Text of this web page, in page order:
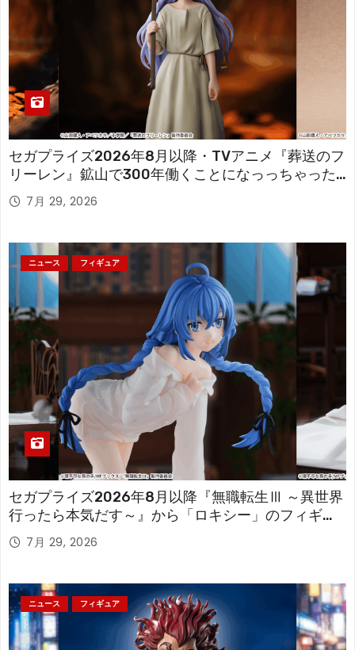
セガプライズ2026年8月以降・TVアニメ『葬送のフ
リーレン』鉱山で300年働くことになっっちゃった
「フリーレン」を立体化！
7月 29, 2026
ニュース フィギュア
セガプライズ2026年8月以降『無職転生Ⅲ ～異世界
行ったら本気だす～』から「ロキシー」のフィギュ
アが登場！
7月 29, 2026
ニュース フィギュア